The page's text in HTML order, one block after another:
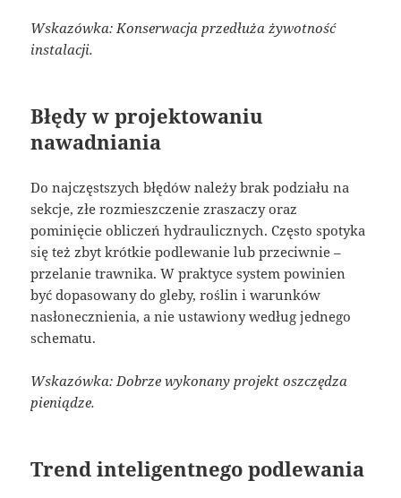
Wskazówka: Konserwacja przedłuża żywotność
instalacji.
Błędy w projektowaniu
nawadniania
Do najczęstszych błędów należy brak podziału na
sekcje, złe rozmieszczenie zraszaczy oraz
pominięcie obliczeń hydraulicznych. Często spotyka
się też zbyt krótkie podlewanie lub przeciwnie –
przelanie trawnika. W praktyce system powinien
być dopasowany do gleby, roślin i warunków
nasłonecznienia, a nie ustawiony według jednego
schematu.
Wskazówka: Dobrze wykonany projekt oszczędza
pieniądze.
Trend inteligentnego podlewania